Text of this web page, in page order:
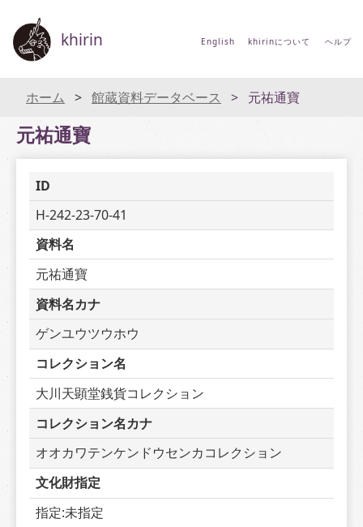
khirin English khirinについて ヘルプ
ホーム 館蔵資料データベース 元祐通寶
元祐通寶
ID
H-242-23-70-41
資料名
元祐通寶
資料名カナ
ゲンユウツウホウ
コレクション名
大川天顕堂銭貨コレクション
コレクション名カナ
オオカワテンケンドウセンカコレクション
文化財指定
指定:未指定